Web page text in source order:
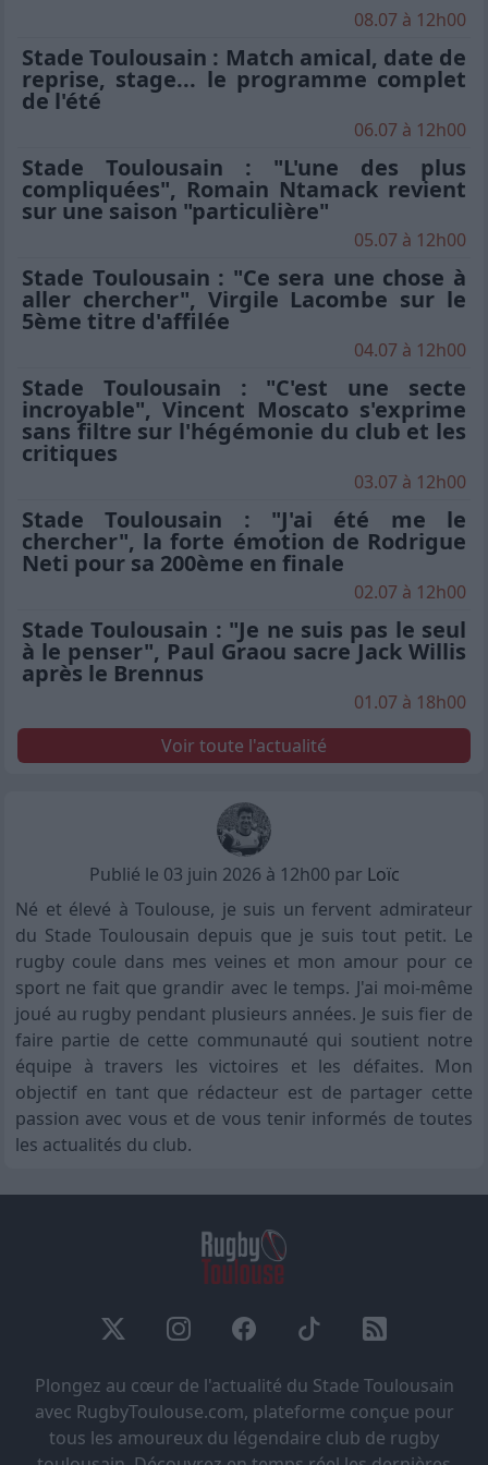
08.07 à 12h00
Stade Toulousain : Match amical, date de
reprise, stage... le programme complet
de l'été
06.07 à 12h00
Stade Toulousain : "L'une des plus
compliquées", Romain Ntamack revient
sur une saison "particulière"
05.07 à 12h00
Stade Toulousain : "Ce sera une chose à
aller chercher", Virgile Lacombe sur le
5ème titre d'affilée
04.07 à 12h00
Stade Toulousain : "C'est une secte
incroyable", Vincent Moscato s'exprime
sans filtre sur l'hégémonie du club et les
critiques
03.07 à 12h00
Stade Toulousain : "J'ai été me le
chercher", la forte émotion de Rodrigue
Neti pour sa 200ème en finale
02.07 à 12h00
Stade Toulousain : "Je ne suis pas le seul
à le penser", Paul Graou sacre Jack Willis
après le Brennus
01.07 à 18h00
Voir toute l'actualité
Publié le 03 juin 2026 à 12h00 par Loïc
Né et élevé à Toulouse, je suis un fervent admirateur
du Stade Toulousain depuis que je suis tout petit. Le
rugby coule dans mes veines et mon amour pour ce
sport ne fait que grandir avec le temps. J'ai moi-même
joué au rugby pendant plusieurs années. Je suis fier de
faire partie de cette communauté qui soutient notre
équipe à travers les victoires et les défaites. Mon
objectif en tant que rédacteur est de partager cette
passion avec vous et de vous tenir informés de toutes
les actualités du club.
Plongez au cœur de l'actualité du Stade Toulousain
avec RugbyToulouse.com, plateforme conçue pour
tous les amoureux du légendaire club de rugby